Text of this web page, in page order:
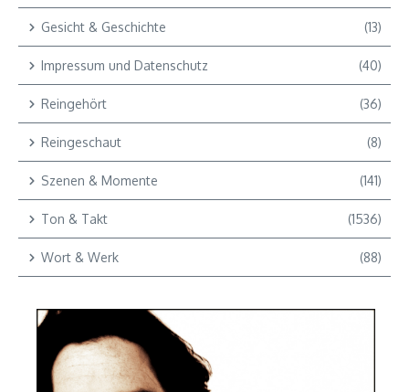
Gesicht & Geschichte (13)
Impressum und Datenschutz (40)
Reingehört (36)
Reingeschaut (8)
Szenen & Momente (141)
Ton & Takt (1536)
Wort & Werk (88)